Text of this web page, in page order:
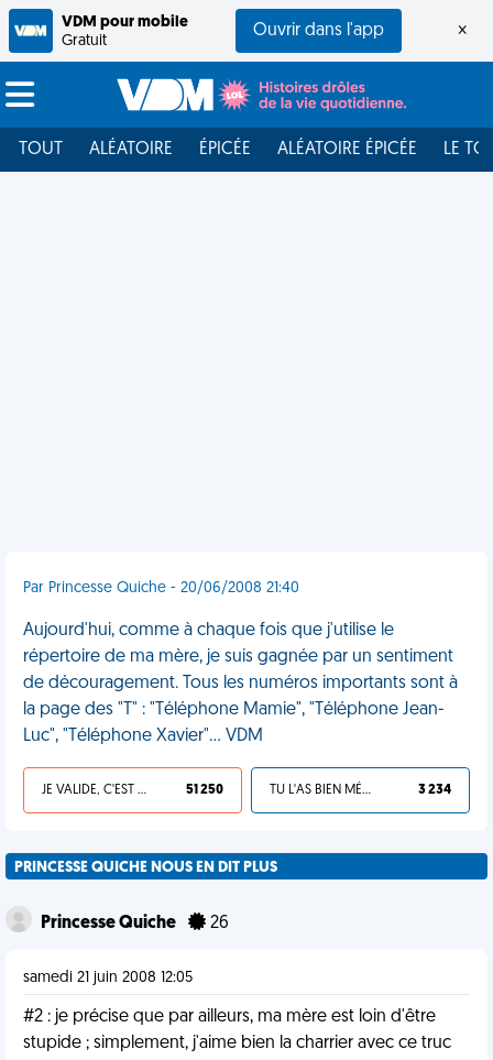
VDM pour mobile
Gratuit
Ouvrir dans l'app ×
TOUT ALÉATOIRE ÉPICÉE ALÉATOIRE ÉPICÉE LE
Par Princesse Quiche - 20/06/2008 21:40
Aujourd'hui, comme à chaque fois que j'utilise le
répertoire de ma mère, je suis gagnée par un sentiment
de découragement. Tous les numéros importants sont à
la page des "T" : "Téléphone Mamie", "Téléphone Jean-
Luc", "Téléphone Xavier"... VDM
JE VALIDE, C'EST UNE VDM 51 250 TU L'AS BIEN MÉRITÉ 3 234
PRINCESSE QUICHE NOUS EN DIT PLUS
Princesse Quiche 26
samedi 21 juin 2008 12:05
#2 : je précise que par ailleurs, ma mère est loin d'être
stupide ; simplement, j'aime bien la charrier avec ce truc